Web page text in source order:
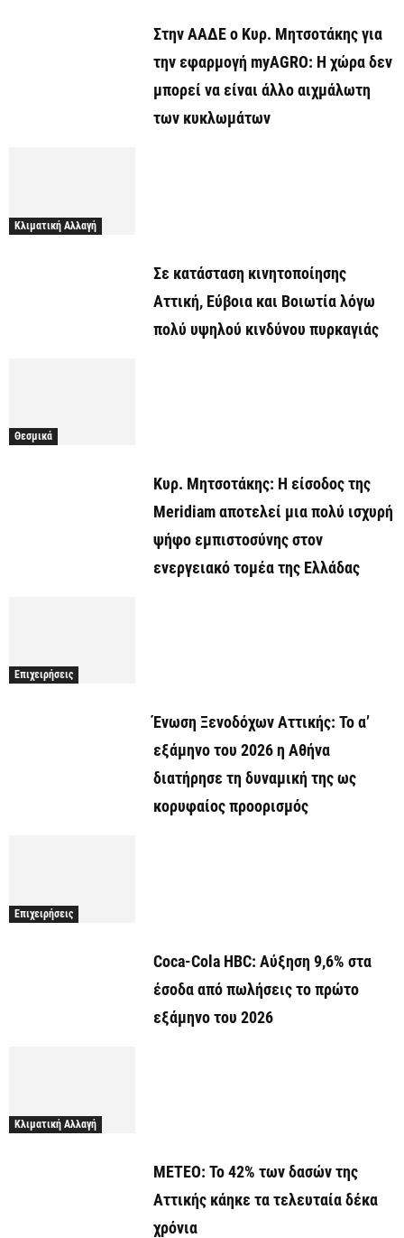
Στην ΑΑΔΕ ο Κυρ. Μητσοτάκης για
την εφαρμογή myAGRO: Η χώρα δεν
μπορεί να είναι άλλο αιχμάλωτη
των κυκλωμάτων
Κλιματική Αλλαγή
Σε κατάσταση κινητοποίησης
Αττική, Εύβοια και Βοιωτία λόγω
πολύ υψηλού κινδύνου πυρκαγιάς
Θεσμικά
Κυρ. Μητσοτάκης: Η είσοδος της
Meridiam αποτελεί μια πολύ ισχυρή
ψήφο εμπιστοσύνης στον
ενεργειακό τομέα της Ελλάδας
Επιχειρήσεις
Ένωση Ξενοδόχων Αττικής: Το α’
εξάμηνο του 2026 η Αθήνα
διατήρησε τη δυναμική της ως
κορυφαίος προορισμός
Επιχειρήσεις
Coca-Cola HBC: Αύξηση 9,6% στα
έσοδα από πωλήσεις το πρώτο
εξάμηνο του 2026
Κλιματική Αλλαγή
ΜΕΤΕΟ: Το 42% των δασών της
Αττικής κάηκε τα τελευταία δέκα
χρόνια